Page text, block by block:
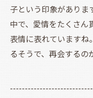
子という印象がありま
中で、愛情をたくさん
表情に表れていますね
るそうで、再会するの